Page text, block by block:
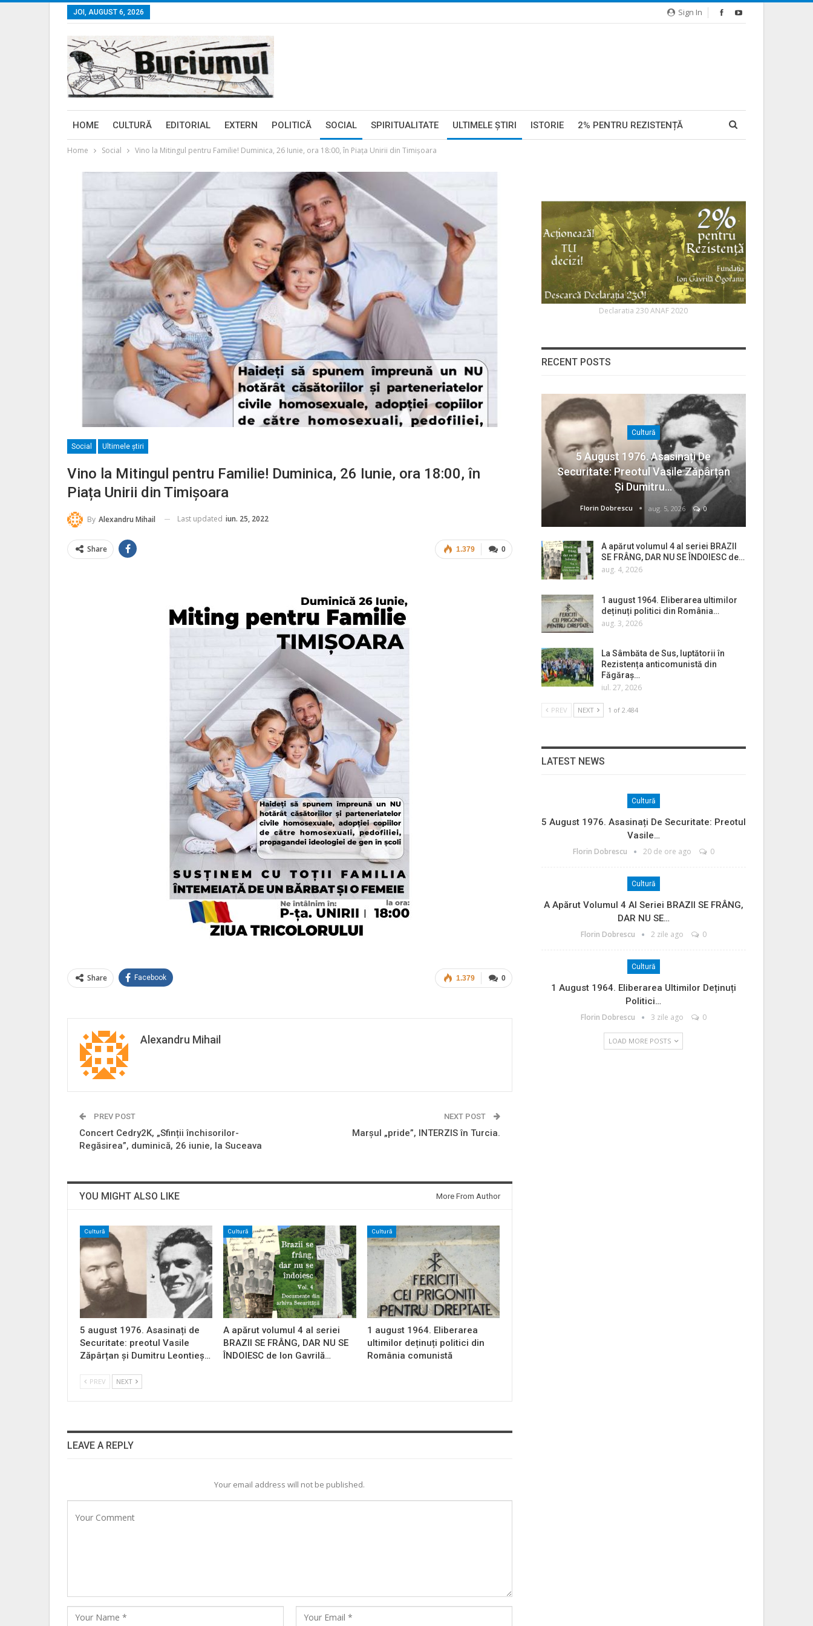
Sign In
JOI, AUGUST 6, 2026
HOME CULTURĂ EDITORIAL EXTERN POLITICĂ SOCIAL SPIRITUALITATE ULTIMELE ŞTIRI ISTORIE 2% PENTRU REZISTENȚĂ
Home Social Vino la Mitingul pentru Familie! Duminica, 26 Iunie, ora 18:00, în Piața Unirii din Timișoara
Social Ultimele ştiri
Vino la Mitingul pentru Familie! Duminica, 26 Iunie, ora 18:00, în
Piața Unirii din Timișoara
By Alexandru Mihail Last updated iun. 25, 2022
0
1.379
Share
0
1.379
Share Facebook
Alexandru Mihail
PREV POST
Concert Cedry2K, „Sfinții închisorilor-
Regăsirea”, duminică, 26 iunie, la Suceava
NEXT POST
Marșul „pride”, INTERZIS în Turcia.
YOU MIGHT ALSO LIKE More From Author
Cultură
5 august 1976. Asasinați de
Securitate: preotul Vasile
Zăpârțan și Dumitru Leontieș…
Cultură
A apărut volumul 4 al seriei
BRAZII SE FRÂNG, DAR NU SE
ÎNDOIESC de Ion Gavrilă…
Cultură
1 august 1964. Eliberarea
ultimilor deținuți politici din
România comunistă
PREV NEXT
LEAVE A REPLY
Your email address will not be published.
Declaratia 230 ANAF 2020
RECENT POSTS
Cultură
5 August 1976. Asasinați De
Securitate: Preotul Vasile Zăpârțan
Și Dumitru…
Florin Dobrescu aug. 5, 2026 0
A apărut volumul 4 al seriei BRAZII
SE FRÂNG, DAR NU SE ÎNDOIESC de…
aug. 4, 2026
1 august 1964. Eliberarea ultimilor
deținuți politici din România…
aug. 3, 2026
La Sâmbăta de Sus, luptătorii în
Rezistența anticomunistă din
Făgăraș…
iul. 27, 2026
PREV NEXT 1 of 2.484
LATEST NEWS
Cultură
5 August 1976. Asasinați De Securitate: Preotul
Vasile…
Florin Dobrescu 20 de ore ago 0
Cultură
A Apărut Volumul 4 Al Seriei BRAZII SE FRÂNG,
DAR NU SE…
Florin Dobrescu 2 zile ago 0
Cultură
1 August 1964. Eliberarea Ultimilor Deținuți
Politici…
Florin Dobrescu 3 zile ago 0
LOAD MORE POSTS